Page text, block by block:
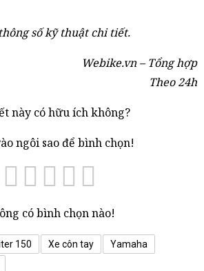
số kỹ thuật chi tiết.
Webike.vn – Tổng hợp
Theo 24h
này có hữu ích không?
ngôi sao để bình chọn!
có bình chọn nào!
150 Xe côn tay
Yamaha